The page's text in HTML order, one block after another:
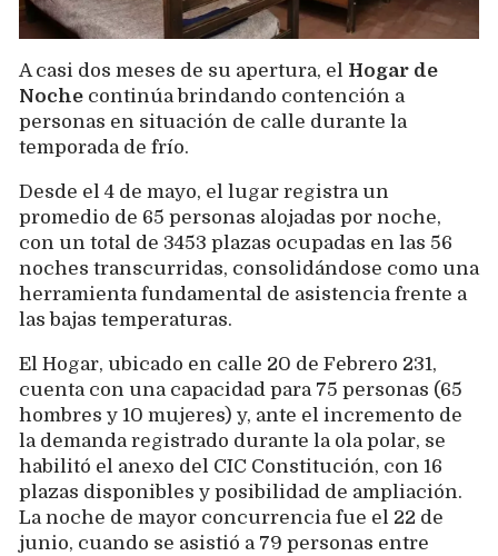
A casi dos meses de su apertura, el Hogar de
Noche continúa brindando contención a
personas en situación de calle durante la
temporada de frío.
Desde el 4 de mayo, el lugar registra un
promedio de 65 personas alojadas por noche,
con un total de 3453 plazas ocupadas en las 56
noches transcurridas, consolidándose como una
herramienta fundamental de asistencia frente a
las bajas temperaturas.
El Hogar, ubicado en calle 20 de Febrero 231,
cuenta con una capacidad para 75 personas (65
hombres y 10 mujeres) y, ante el incremento de
la demanda registrado durante la ola polar, se
habilitó el anexo del CIC Constitución, con 16
plazas disponibles y posibilidad de ampliación.
La noche de mayor concurrencia fue el 22 de
junio, cuando se asistió a 79 personas entre